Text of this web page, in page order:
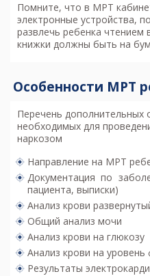
Помните, что в МРТ
электронные устройства,
развлечь ребенка чтением
книжки должны быть на
Особенности МРТ
Перечень дополнительных
необходимых для
наркозом
Направление на МРТ
Документация по
пациента, выписки)
Анализ крови
Общий анализ мочи
Анализ крови на глюкозу
Анализ крови на
Результаты